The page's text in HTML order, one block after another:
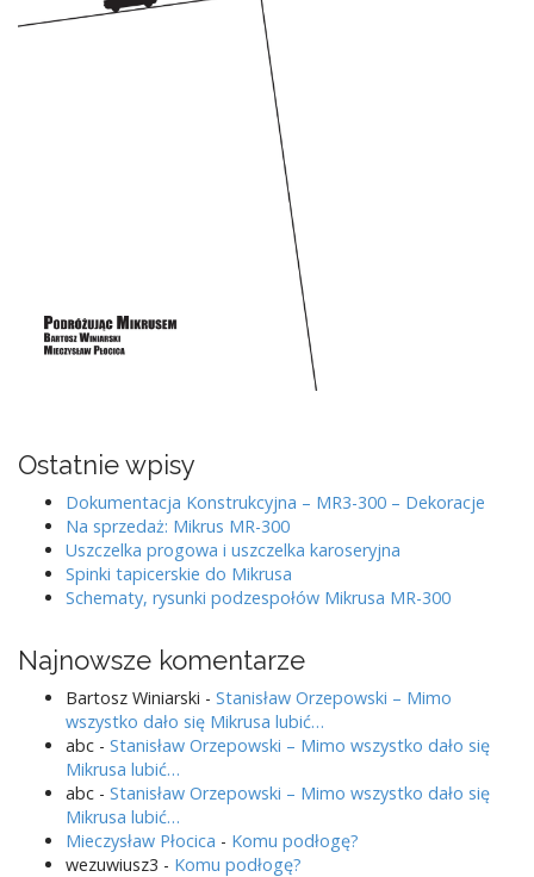
Ostatnie wpisy
Dokumentacja Konstrukcyjna – MR3-300 – Dekoracje
Na sprzedaż: Mikrus MR-300
Uszczelka progowa i uszczelka karoseryjna
Spinki tapicerskie do Mikrusa
Schematy, rysunki podzespołów Mikrusa MR-300
Najnowsze komentarze
Bartosz Winiarski - Stanisław Orzepowski – Mimo
wszystko dało się Mikrusa lubić…
abc - Stanisław Orzepowski – Mimo wszystko dało się
Mikrusa lubić…
abc - Stanisław Orzepowski – Mimo wszystko dało się
Mikrusa lubić…
Mieczysław Płocica - Komu podłogę?
wezuwiusz3 - Komu podłogę?